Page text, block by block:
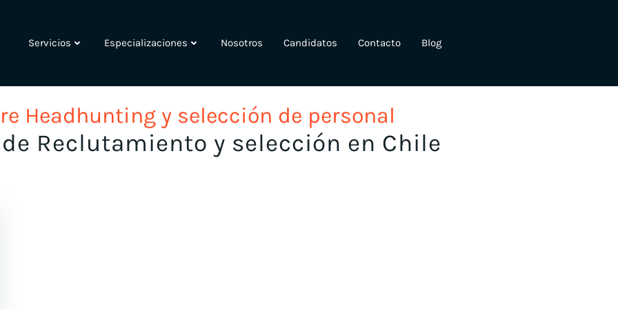
Servicios Especializaciones Nosotros Candidatos Contacto Blog
Headhunting y selección de personal
Reclutamiento y selección en Chile